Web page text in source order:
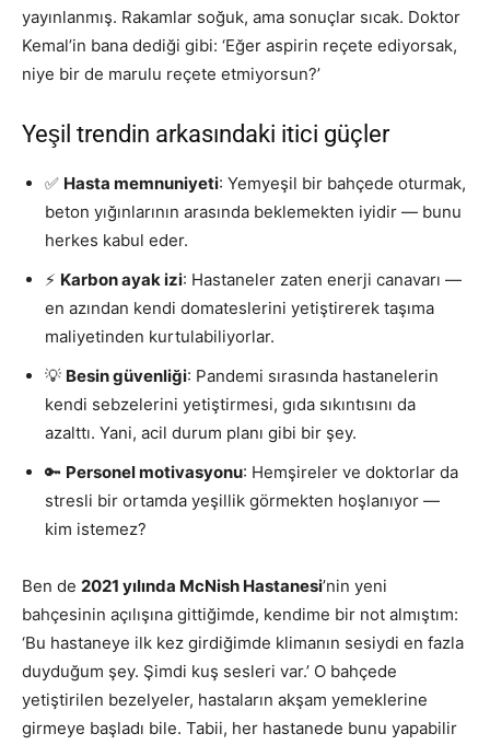
yayınlanmış. Rakamlar soğuk, ama sonuçlar sıcak. Doktor
Kemal’in bana dediği gibi: ‘Eğer aspirin reçete ediyorsak,
niye bir de marulu reçete etmiyorsun?’
Yeşil trendin arkasındaki itici güçler
✅ Hasta memnuniyeti: Yemyeşil bir bahçede oturmak,
beton yığınlarının arasında beklemekten iyidir — bunu
herkes kabul eder.
⚡ Karbon ayak izi: Hastaneler zaten enerji canavarı —
en azından kendi domateslerini yetiştirerek taşıma
maliyetinden kurtulabiliyorlar.
💡 Besin güvenliği: Pandemi sırasında hastanelerin
kendi sebzelerini yetiştirmesi, gıda sıkıntısını da
azalttı. Yani, acil durum planı gibi bir şey.
🔑 Personel motivasyonu: Hemşireler ve doktorlar da
stresli bir ortamda yeşillik görmekten hoşlanıyor —
kim istemez?
Ben de 2021 yılında McNish Hastanesi’nin yeni
bahçesinin açılışına gittiğimde, kendime bir not almıştım:
‘Bu hastaneye ilk kez girdiğimde klimanın sesiydi en fazla
duyduğum şey. Şimdi kuş sesleri var.’ O bahçede
yetiştirilen bezelyeler, hastaların akşam yemeklerine
girmeye başladı bile. Tabii, her hastanede bunu yapabilir